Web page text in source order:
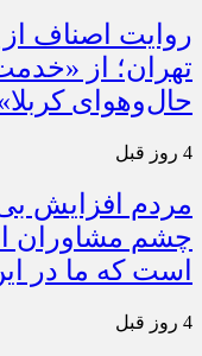
روایت اصناف از
تهران؛ از
حال‌وهوای
4 روز قبل
مردم افزایش بی
چشم مشاوران
است که ما در
4 روز قبل